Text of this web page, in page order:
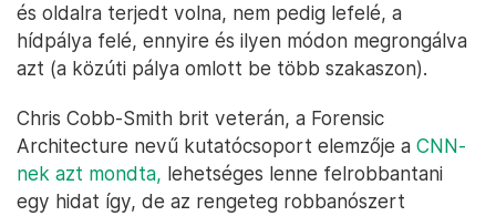
és oldalra terjedt volna, nem pedig lefelé, a
hídpálya felé, ennyire és ilyen módon megrongálva
azt (a közúti pálya omlott be több szakaszon).
Chris Cobb-Smith brit veterán, a Forensic
Architecture nevű kutatócsoport elemzője a CNN-
nek azt mondta, lehetséges lenne felrobbantani
egy hidat így, de az rengeteg robbanószert